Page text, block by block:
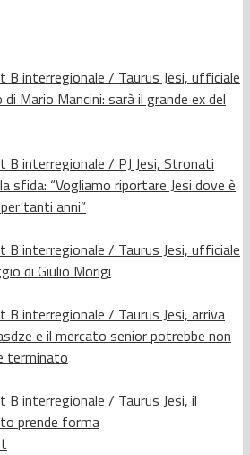
B interregionale / Taurus Jesi, ufficiale
di Mario Mancini: sarà il grande ex del
B interregionale / PJ Jesi, Stronati
sfida: “Vogliamo riportare Jesi dove è
tanti anni”
B interregionale / Taurus Jesi, ufficiale
di Giulio Morigi
B interregionale / Taurus Jesi, arriva
e il mercato senior potrebbe non
terminato
B interregionale / Taurus Jesi, il
prende forma